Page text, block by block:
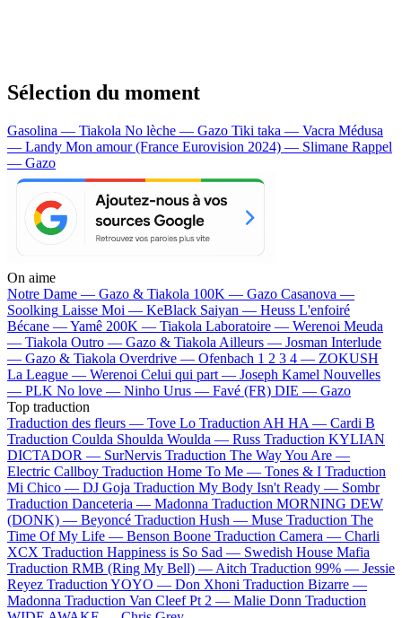
Sélection du moment
Gasolina — Tiakola No lèche — Gazo Tiki taka — Vacra Médusa
— Landy Mon amour (France Eurovision 2024) — Slimane Rappel
— Gazo
On aime
Notre Dame — Gazo & Tiakola 100K — Gazo Casanova —
Soolking Laisse Moi — KeBlack Saiyan — Heuss L'enfoiré
Bécane —Yamê 200K — Tiakola Laboratoire — Werenoi Meuda
— Tiakola Outro — Gazo & Tiakola Ailleurs — Josman Interlude
— Gazo & Tiakola Overdrive — Ofenbach 1 2 3 4 — ZOKUSH
La League — Werenoi Celui qui part — Joseph Kamel Nouvelles
— PLK No love — Ninho Urus — Favé (FR) DIE — Gazo
Top traduction
Traduction des fleurs — Tove Lo Traduction AH HA — Cardi B
Traduction Coulda Shoulda Woulda — Russ Traduction KYLIAN
DICTADOR — SurNervis Traduction The Way You Are —
Electric Callboy Traduction Home To Me — Tones & I Traduction
Mi Chico — DJ Goja Traduction My Body Isn't Ready — Sombr
Traduction Danceteria — Madonna Traduction MORNING DEW
(DONK) — Beyoncé Traduction Hush — Muse Traduction The
Time Of My Life — Benson Boone Traduction Camera — Charli
XCX Traduction Happiness is So Sad — Swedish House Mafia
Traduction RMB (Ring My Bell) — Aitch Traduction 99% — Jessie
Reyez Traduction YOYO — Don Xhoni Traduction Bizarre —
Madonna Traduction Van Cleef Pt 2 — Malie Donn Traduction